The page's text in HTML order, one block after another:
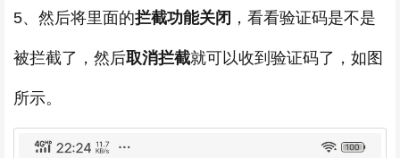
5、然后将里面的拦截功能关闭 ，看看验证码是不是
被拦截了，然后取消拦截就可以收到验证码了，如图
所示。